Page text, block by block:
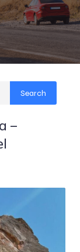
Search
–